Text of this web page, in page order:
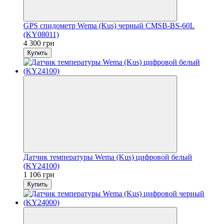
GPS спидометр Wema (Kus) черный CMSB-BS-60L
(KY08011)
4 300 грн
Купить
Датчик температуры Wema (Kus) цифровой белый
(KY24100)
1 106 грн
Купить